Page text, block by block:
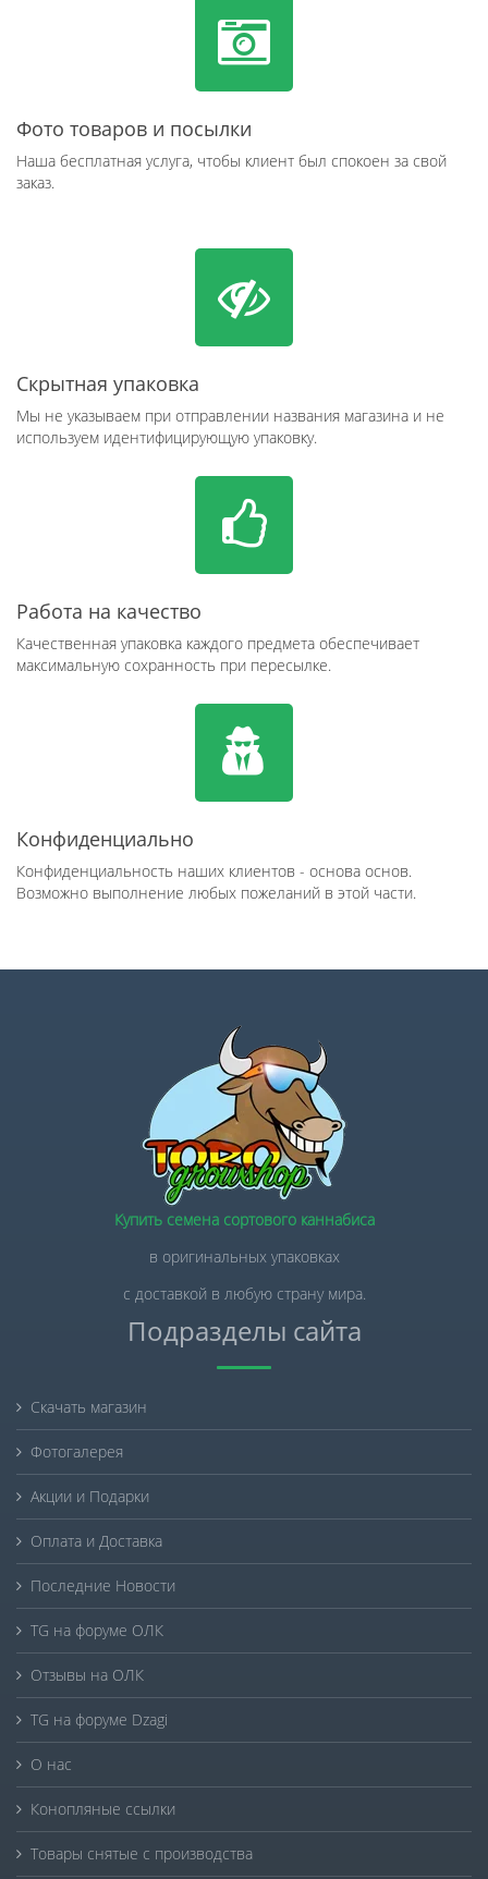
Фото товаров и посылки
Наша бесплатная услуга, чтобы клиент был спокоен за свой
заказ.
Скрытная упаковка
Мы не указываем при отправлении названия магазина и не
используем идентифицирующую упаковку.
Работа на качество
Качественная упаковка каждого предмета обеспечивает
максимальную сохранность при пересылке.
Конфиденциально
Конфиденциальность наших клиентов - основа основ.
Возможно выполнение любых пожеланий в этой части.
Купить семена сортового каннабиса
в оригинальных упаковках
с доставкой в любую страну мира.
Подразделы сайта
Скачать магазин
Фотогалерея
Акции и Подарки
Оплата и Доставка
Последние Новости
TG на форуме ОЛК
Отзывы на ОЛК
TG на форуме Dzagi
О нас
Конопляные ссылки
Товары снятые с производства